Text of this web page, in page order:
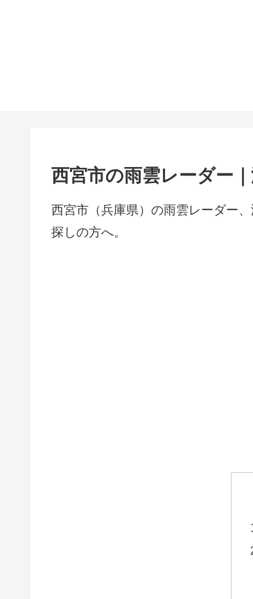
西宮市の雨雲レーダー
西宮市（兵庫県）の雨雲レーダー
探しの方へ。